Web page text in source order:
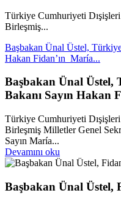
Türkiye Cumhuriyeti Dışişleri
Birleşmiş...
Başbakan Ünal Üstel,
Hakan Fidan’ın María...
Başbakan Ünal Üstel,
Bakanı Sayın Hakan
Türkiye Cumhuriyeti Dışişleri
Birleşmiş Milletler Genel
Sayın María...
Devamını oku
Başbakan Ünal Üstel,